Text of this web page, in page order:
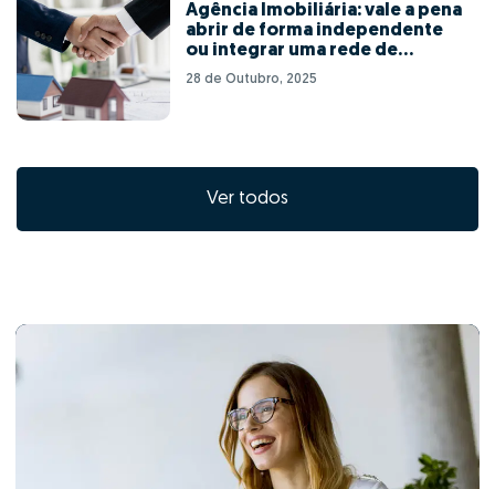
Agência Imobiliária: vale a pena
abrir de forma independente
ou integrar uma rede de
franchising?
28 de Outubro, 2025
Ver todos